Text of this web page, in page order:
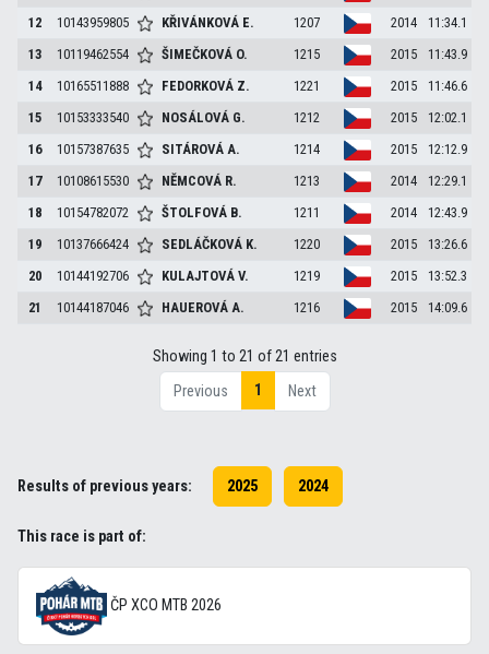
12
10143959805 KŘIVÁNKOVÁ E. 1207 2014
11:34.1
13
10119462554 ŠIMEČKOVÁ O. 1215 2015
11:43.9
14
10165511888 FEDORKOVÁ Z. 1221 2015
11:46.6
15
10153333540 NOSÁLOVÁ G. 1212 2015
12:02.1
16
10157387635 SITÁROVÁA. 1214 2015
12:12.9
17
10108615530 NĚMCOVÁ R. 1213 2014
12:29.1
18
10154782072 ŠTOLFOVÁ B. 1211 2014
12:43.9
19
10137666424 SEDLÁČKOVÁ K. 1220 2015
13:26.6
20
10144192706 KULAJTOVÁV. 1219 2015
13:52.3
21
10144187046 HAUEROVÁA. 1216 2015 14:09.6
Showing 1 to 21 of 21 entries
Previous
1 Next
Results of previous years: 2025 2024
This race is part of:
ČP XCO MTB 2026